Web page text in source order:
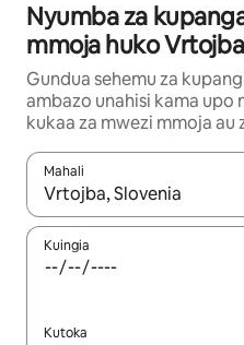
Nyumba za
mmoja huko Vrtojba
Gundua sehemu za
ambazo unahisi kama upo
kukaa za mwezi mmoja au
Mahali
Wakati matokeo
Kuingia
Kutoka